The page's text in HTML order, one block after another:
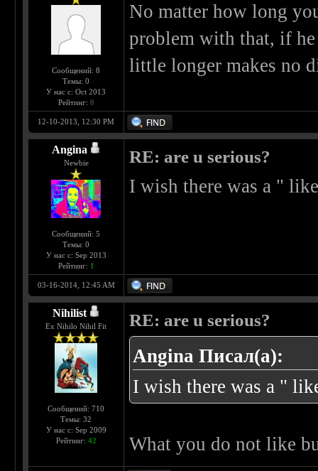
Сообщений: 8
Темы: 0
У нас с: Oct 2013
Рейтинг: 0
No matter how long
problem with that, if
little longer makes no
12-10-2013, 12:30 PM
Angina
Newbie
Сообщений: 5
Темы: 0
У нас с: Sep 2013
Рейтинг: 1
RE: are u serious?
I wish there was a "
03-16-2014, 12:45 AM
Nihilist
Ex Nihilo Nihil Fit
Сообщений: 710
Темы: 32
У нас с: Sep 2009
Рейтинг: 42
RE: are u serious?
Angina Писал(а):
I wish there was a "
What you do not like